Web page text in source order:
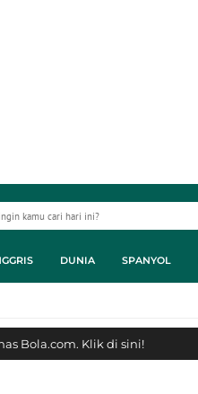
DUNIA SPANYOL
Bola.com. Klik di sini!